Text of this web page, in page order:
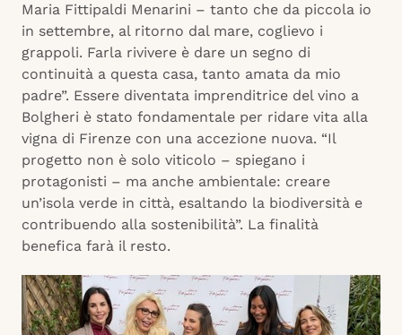
Maria Fittipaldi Menarini – tanto che da piccola io
in settembre, al ritorno dal mare, coglievo i
grappoli. Farla rivivere è dare un segno di
continuità a questa casa, tanto amata da mio
padre”. Essere diventata imprenditrice del vino a
Bolgheri è stato fondamentale per ridare vita alla
vigna di Firenze con una accezione nuova. “Il
progetto non è solo viticolo – spiegano i
protagonisti – ma anche ambientale: creare
un’isola verde in città, esaltando la biodiversità e
contribuendo alla sostenibilità”. La finalità
benefica farà il resto.